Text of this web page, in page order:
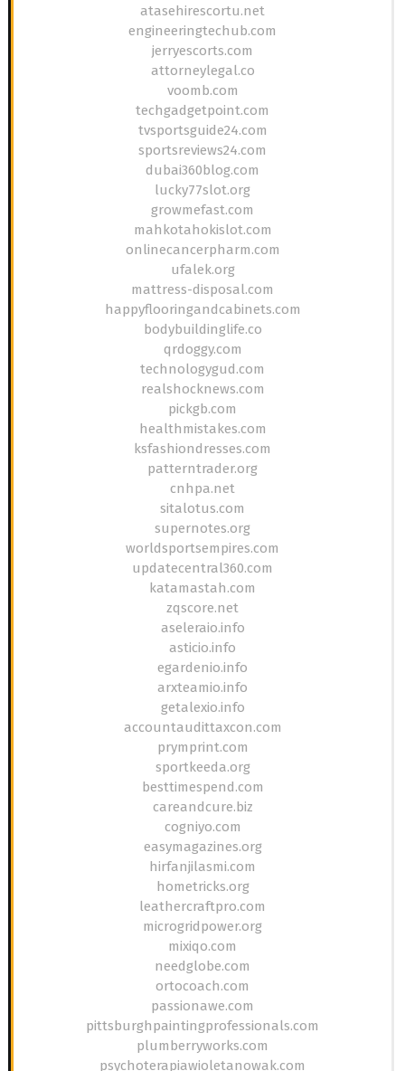
atasehirescortu.net
engineeringtechub.com
jerryescorts.com
attorneylegal.co
voomb.com
techgadgetpoint.com
tvsportsguide24.com
sportsreviews24.com
dubai360blog.com
lucky77slot.org
growmefast.com
mahkotahokislot.com
onlinecancerpharm.com
ufalek.org
mattress-disposal.com
happyflooringandcabinets.com
bodybuildinglife.co
qrdoggy.com
technologygud.com
realshocknews.com
pickgb.com
healthmistakes.com
ksfashiondresses.com
patterntrader.org
cnhpa.net
sitalotus.com
supernotes.org
worldsportsempires.com
updatecentral360.com
katamastah.com
zqscore.net
aseleraio.info
asticio.info
egardenio.info
arxteamio.info
getalexio.info
accountaudittaxcon.com
prymprint.com
sportkeeda.org
besttimespend.com
careandcure.biz
cogniyo.com
easymagazines.org
hirfanjilasmi.com
hometricks.org
leathercraftpro.com
microgridpower.org
mixiqo.com
needglobe.com
ortocoach.com
passionawe.com
pittsburghpaintingprofessionals.com
plumberryworks.com
psychoterapiawioletanowak.com